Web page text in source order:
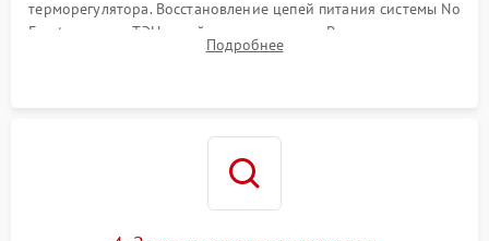
терморегулятора. Восстановление цепей питания системы No
Frost, включая ТЭН оттайки и вентилятор. Ремонт или замена
платы управления при сбоях алгоритмов.
Подробнее